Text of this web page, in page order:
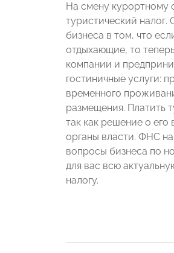
На смену курортному
туристический налог.
бизнеса в том, что
отдыхающие, то
компании и
гостиничные услуги:
временного
размещения. Платить
так как решение о
органы власти. ФНС
вопросы бизнеса по
для вас всю
налогу.